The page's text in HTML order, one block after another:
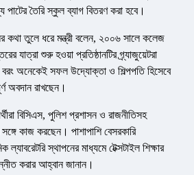
পাটের তৈরি স্কুল ব্যাগ বিতরণ করা হবে।
কথা তুলে ধরে মন্ত্রী বলেন, ২০০৬ সালে কলেজ
যাত্রা শুরু হওয়া প্রতিষ্ঠানটির গ্র্যাজুয়েটরা
বরং অনেকেই সফল উদ্যোক্তা ও শিল্পপতি হিসেবে
অবদান রাখছেন।
বিসিএস, পুলিশ প্রশাসন ও রাজনীতিসহ
কাজ করছেন। পাশাপাশি বেসরকারি
স্থাপনের মাধ্যমে টেক্সটাইল শিক্ষার
করার আহ্বান জানান।